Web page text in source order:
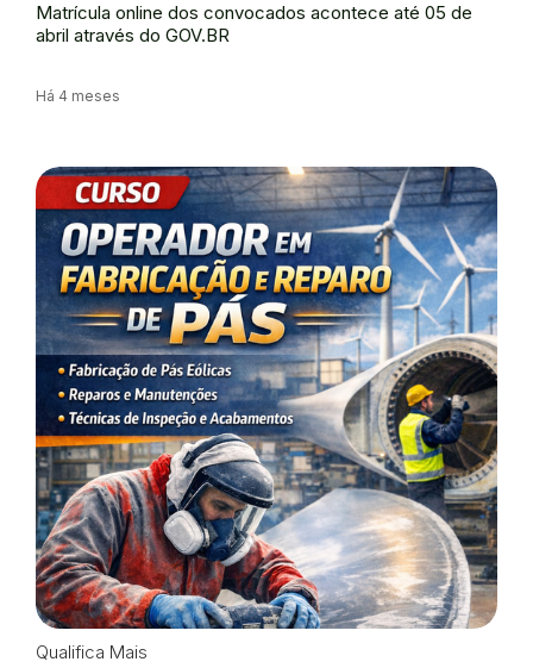
Matrícula online dos convocados acontece até 05 de
abril através do GOV.BR
Há 4 meses
Qualifica Mais